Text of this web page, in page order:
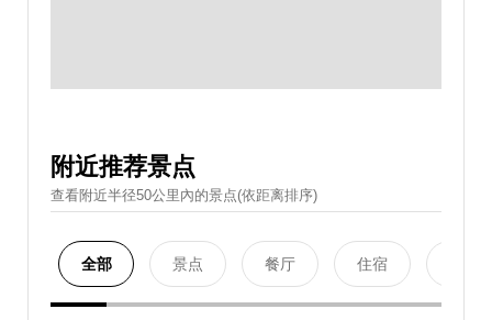
附近推荐景点
查看附近半径50公里內的景点(依距离排序)
全部 景点 餐厅 住宿